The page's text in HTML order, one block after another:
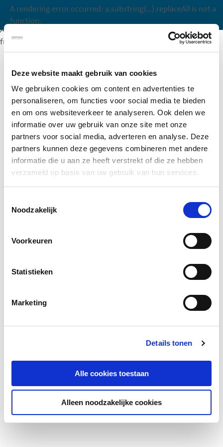
Deze website maakt gebruik van cookies
We gebruiken cookies om content en advertenties te
personaliseren, om functies voor social media te bieden
en om ons websiteverkeer te analyseren. Ook delen we
informatie over uw gebruik van onze site met onze
partners voor social media, adverteren en analyse. Deze
partners kunnen deze gegevens combineren met andere
informatie die u aan ze heeft verstrekt of die ze hebben
verzameld op basis van uw gebruik van hun services.
Noodzakelijk
Voorkeuren
Statistieken
Marketing
Details tonen
Alle cookies toestaan
Alleen noodzakelijke cookies
A rendering error occurred: a.substring(...).replaceAll is not a
function.
A rendering error occurred:a.substring(...).replaceAll is not a
function.
A rendering error occurred:
a.substring(...).replaceAll is not a
function